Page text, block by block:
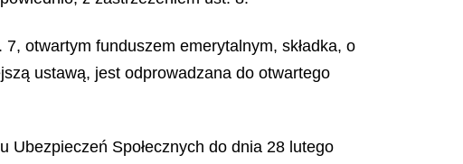
otwartym funduszem emerytalnym, składka, o
ustawą, jest odprowadzana do otwartego
Ubezpieczeń Społecznych do dnia 28 lutego